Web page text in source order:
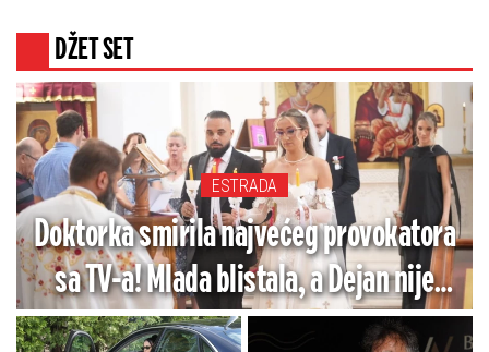
DŽET SET
ESTRADA
Doktorka smirila najvećeg provokatora
sa TV-a! Mlada blistala, a Dejan nije
skidao pogled sa nje - Pogledajte